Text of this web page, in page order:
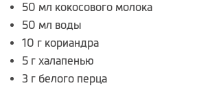
50 мл кокосового молока
50 мл воды
10 г кориандра
5 г халапенью
3 г белого перца